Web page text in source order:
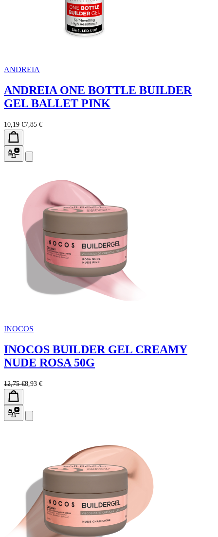
ANDREIA
ANDREIA ONE BOTTLE BUILDER
GEL BALLET PINK
10,19 €7,85 €
INOCOS
INOCOS BUILDER GEL CREAMY
NUDE ROSA 50G
12,75 €8,93 €